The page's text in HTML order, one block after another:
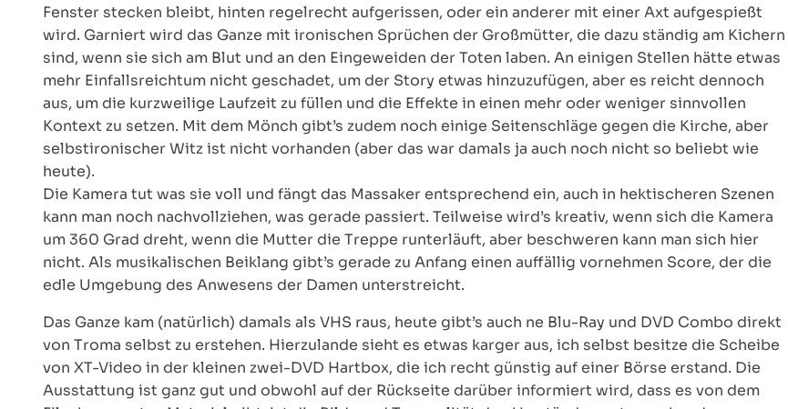
Fenster stecken bleibt, hinten regelrecht aufgerissen, oder ein anderer mit einer Axt aufgespießt
wird. Garniert wird das Ganze mit ironischen Sprüchen der Großmütter, die dazu ständig am Kichern
sind, wenn sie sich am Blut und an den Eingeweiden der Toten laben. An einigen Stellen hätte etwas
mehr Einfallsreichtum nicht geschadet, um der Story etwas hinzuzufügen, aber es reicht dennoch
aus, um die kurzweilige Laufzeit zu füllen und die Effekte in einen mehr oder weniger sinnvollen
Kontext zu setzen. Mit dem Mönch gibt’s zudem noch einige Seitenschläge gegen die Kirche, aber
selbstironischer Witz ist nicht vorhanden (aber das war damals ja auch noch nicht so beliebt wie
heute).
Die Kamera tut was sie voll und fängt das Massaker entsprechend ein, auch in hektischeren Szenen
kann man noch nachvollziehen, was gerade passiert. Teilweise wird’s kreativ, wenn sich die Kamera
um 360 Grad dreht, wenn die Mutter die Treppe runterläuft, aber beschweren kann man sich hier
nicht. Als musikalischen Beiklang gibt’s gerade zu Anfang einen auffällig vornehmen Score, der die
edle Umgebung des Anwesens der Damen unterstreicht.
Das Ganze kam (natürlich) damals als VHS raus, heute gibt’s auch ne Blu-Ray und DVD Combo direkt
von Troma selbst zu erstehen. Hierzulande sieht es etwas karger aus, ich selbst besitze die Scheibe
von XT-Video in der kleinen zwei-DVD Hartbox, die ich recht günstig auf einer Börse erstand. Die
Ausstattung ist ganz gut und obwohl auf der Rückseite darüber informiert wird, dass es von dem